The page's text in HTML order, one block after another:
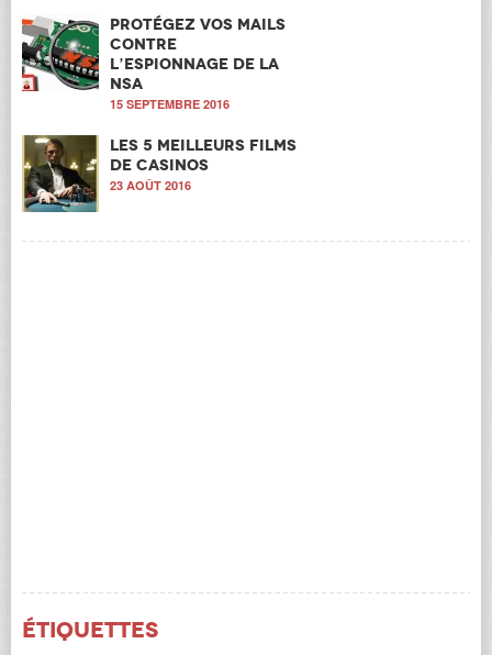
Protégez vos mails
contre
l’espionnage de la
NSA
15 SEPTEMBRE 2016
Les 5 meilleurs films
de casinos
23 AOÛT 2016
Étiquettes